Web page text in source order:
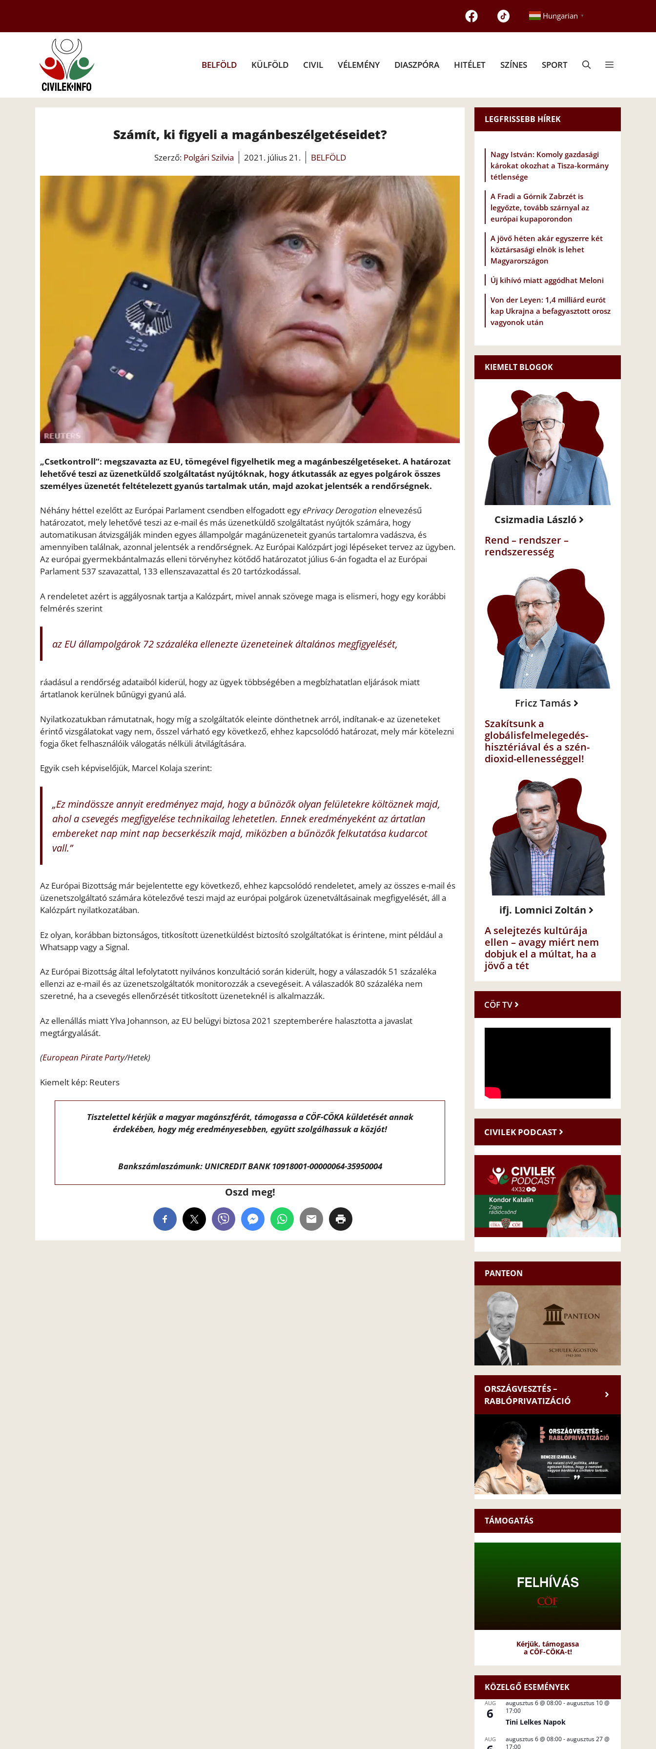
tartalomba
Hungarian ▼
BELFÖLD KÜLFÖLD CIVIL VÉLEMÉNY DIASZPÓRA HITÉLET SZÍNES SPORT
Számít, ki figyeli a magánbeszélgetéseidet?
Szerző: Polgári Szilvia 2021. július 21. BELFÖLD
„Csetkontroll”: megszavazta az EU, tömegével figyelhetik meg a magánbeszélgetéseket. A határozat
lehetővé teszi az üzenetküldő szolgáltatást nyújtóknak, hogy átkutassák az egyes polgárok összes
személyes üzenetét feltételezett gyanús tartalmak után, majd azokat jelentsék a rendőrségnek.
Néhány héttel ezelőtt az Európai Parlament csendben elfogadott egyePrivacy Derogation elnevezésű
határozatot, mely lehetővé teszi az e-mail és más üzenetküldő szolgáltatást nyújtók számára, hogy
automatikusan átvizsgálják minden egyes állampolgár magánüzeneteit gyanús tartalomra vadászva, és
amennyiben találnak, azonnal jelentsék a rendőrségnek. Az Európai Kalózpárt jogi lépéseket tervez az ügyben.
Az európai gyermekbántalmazás elleni törvényhez kötődő határozatot július 6-án fogadta el az Európai
Parlament 537 szavazattal, 133 ellenszavazattal és 20 tartózkodással.
A rendeletet azért is aggályosnak tartja a Kalózpárt, mivel annak szövege maga is elismeri, hogy egy korábbi
felmérés szerint
az EU állampolgárok 72 százaléka ellenezte üzeneteinek általános megfigyelését,
ráadásul a rendőrség adataiból kiderül, hogy az ügyek többségében a megbízhatatlan eljárások miatt
ártatlanok kerülnek bűnügyi gyanú alá.
Nyilatkozatukban rámutatnak, hogy míg a szolgáltatók eleinte dönthetnek arról, indítanak-e az üzeneteket
érintő vizsgálatokat vagy nem, ősszel várható egy következő, ehhez kapcsolódó határozat, mely már kötelezni
fogja őket felhasználóik válogatás nélküli átvilágítására.
Egyik cseh képviselőjük, Marcel Kolaja szerint:
„Ez mindössze annyit eredményez majd, hogy a bűnözők olyan felületekre költöznek majd,
ahol a csevegés megfigyelése technikailag lehetetlen. Ennek eredményeként az ártatlan
embereket nap mint nap becserkészik majd, miközben a bűnözők felkutatása kudarcot
vall.”
Az Európai Bizottság már bejelentette egy következő, ehhez kapcsolódó rendeletet, amely az összes e-mail és
üzenetszolgáltató számára kötelezővé teszi majd az európai polgárok üzenetváltásainak megfigyelését, áll a
Kalózpárt nyilatkozatában.
Ez olyan, korábban biztonságos, titkosított üzenetküldést biztosító szolgáltatókat is érintene, mint például a
Whatsapp vagy a Signal.
Az Európai Bizottság által lefolytatott nyilvános konzultáció során kiderült, hogy a válaszadók 51 százaléka
ellenzi az e-mail és az üzenetszolgáltatók monitorozzák a csevegéseit. A válaszadók 80 százaléka nem
szeretné, ha a csevegés ellenőrzését titkosított üzeneteknél is alkalmazzák.
Az ellenállás miatt Ylva Johannson, az EU belügyi biztosa 2021 szeptemberére halasztotta a javaslat
megtárgyalását.
(European Pirate Party/Hetek)
Kiemelt kép: Reuters
Tisztelettel kérjük a magyar magánszférát, támogassa a CÖF-CÖKA küldetését annak
érdekében, hogy még eredményesebben, együtt szolgálhassuk a közjót!
Bankszámlaszámunk: UNICREDIT BANK 10918001-00000064-35950004
Oszd meg!
LEGFRISSEBB HÍREK
Nagy István: Komoly gazdasági
károkat okozhat a Tisza-kormány
tétlensége
A Fradi a Górnik Zabrzét is
legyőzte, tovább szárnyal az
európai kupaporondon
A jövő héten akár egyszerre két
köztársasági elnök is lehet
Magyarországon
Új kihívó miatt aggódhat Meloni
Von der Leyen: 1,4 milliárd eurót
kap Ukrajna a befagyasztott orosz
vagyonok után
KIEMELT BLOGOK
Csizmadia László
Rend – rendszer –
rendszeresség
Fricz Tamás
Szakítsunk a
globálisfelmelegedés-
hisztériával és a szén-
dioxid-ellenességgel!
ifj. Lomnici Zoltán
A selejtezés kultúrája
ellen – avagy miért nem
dobjuk el a múltat, ha a
jövő a tét
CÖF TV
CIVILEK PODCAST
PANTEON
ORSZÁGVESZTÉS –
RABLÓPRIVATIZÁCIÓ
TÁMOGATÁS
Kérjük, támogassa
a CÖF-CÖKA-t!
KÖZELGŐ ESEMÉNYEK
AUG
6
augusztus 6 @ 08:00-augusztus 10 @
17:00
Tini Lelkes Napok
AUG augusztus 6 @ 08:00-augusztus 27 @
17:00